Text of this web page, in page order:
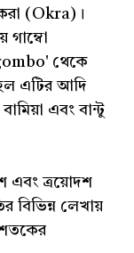
(Okra)।
গাম্বো
থেকে
এটির আদি
এবং বান্টু
এবং ত্রয়োদশ
বিভিন্ন লেখায়